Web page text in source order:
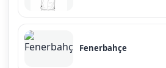
Fenerbahçe